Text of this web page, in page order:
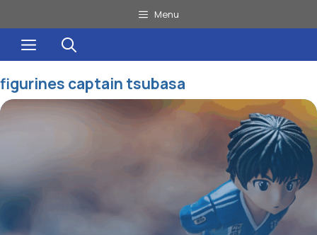
au
contenu
Menu
Menu
figurines captain tsubasa